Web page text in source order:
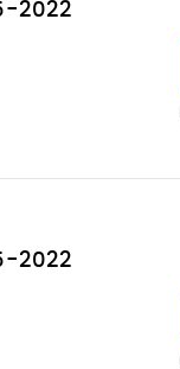
2022
2022